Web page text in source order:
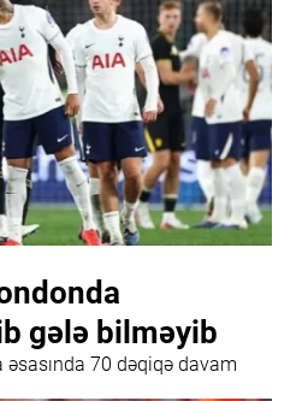
gələ bilməyib
əsasında 70 dəqiqə davam